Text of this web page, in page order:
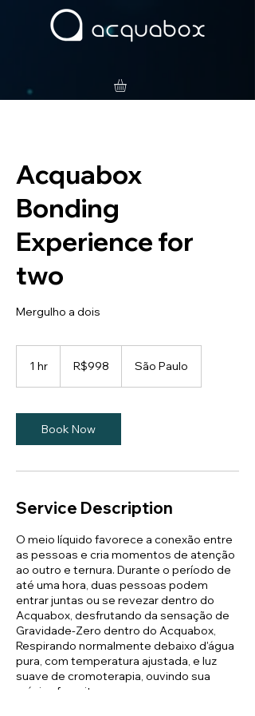
Acquabox
Bonding
Experience for
two
Mergulho a dois
1 hr
Brazilian
realsR$998 São Paulo
Book Now
Service Description
O meio líquido favorece a conexão entre
as pessoas e cria momentos de atenção
ao outro e ternura. Durante o período de
até uma hora, duas pessoas podem
entrar juntas ou se revezar dentro do
Acquabox, desfrutando da sensação de
Gravidade-Zero dentro do Acquabox,
Respirando normalmente debaixo d'água
pura, com temperatura ajustada, e luz
suave de cromoterapia, ouvindo sua